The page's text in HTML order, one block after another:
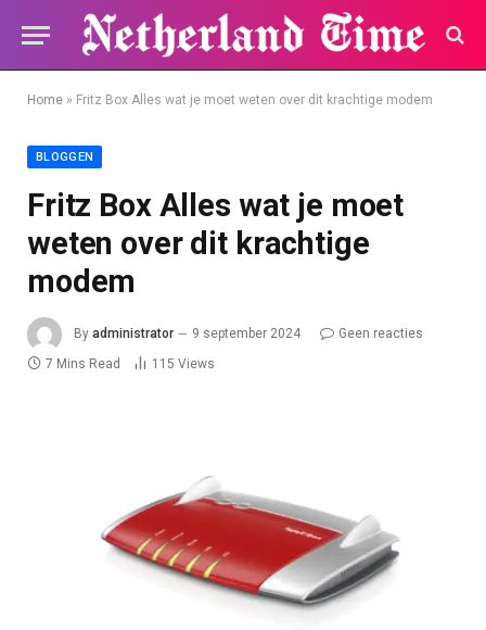
Home » Fritz Box Alles wat je moet weten over dit krachtige modem
BLOGGEN
Fritz Box Alles wat je moet
weten over dit krachtige
modem
By administrator 9 september 2024
Geen reacties
7 Mins Read
115 Views